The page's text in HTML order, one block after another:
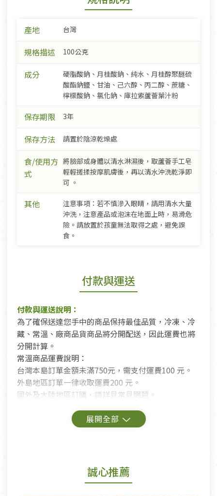
產地 台灣
規格描述 100公克
成分
硬脂酸鈉、月桂酸鈉、純水、月桂醇聚醚硫
酸酯鈉鹽、甘油、己六醇、丙二醇、蔗糖、
檸檬酸鈉、氯化鈉、庫拉索蘆薈葉汁粉
保存期限 3年
保存方法 請置於陰涼乾燥處
食/使用方
式
將臉部或身體以清⽔淋濕後，取蘆薈⼿⼯皂
輕輕搓揉按摩肌膚後，再以清⽔沖洗乾淨即
可 。
其他
注意事項：若不慎滲入眼睛，請用清水大量
沖洗，注意產品或泡沫在地面上時，易滑危
險。請放置於孩童無法取得之處，避免誤
食。
付款與運送
付款與運送說明：
為了確保送達您手中的商品保持最佳品質，冷凍、冷
藏、常溫、廠商品貨商品將分開配送，因此運費也將
分開計算。
常溫商品運費說明：
台灣本島訂單金額未滿750元，需支付運費100 元。
外島地區訂單一律收取運費200 元。
國外及大陸地區訂購，請詳見常見問題。
鑑賞期商品說明：
若您購買的商品有下列「不適用七天鑑賞期商品」情
形者，除商品瑕疵以外，恕不接受退換貨.
誠心推薦